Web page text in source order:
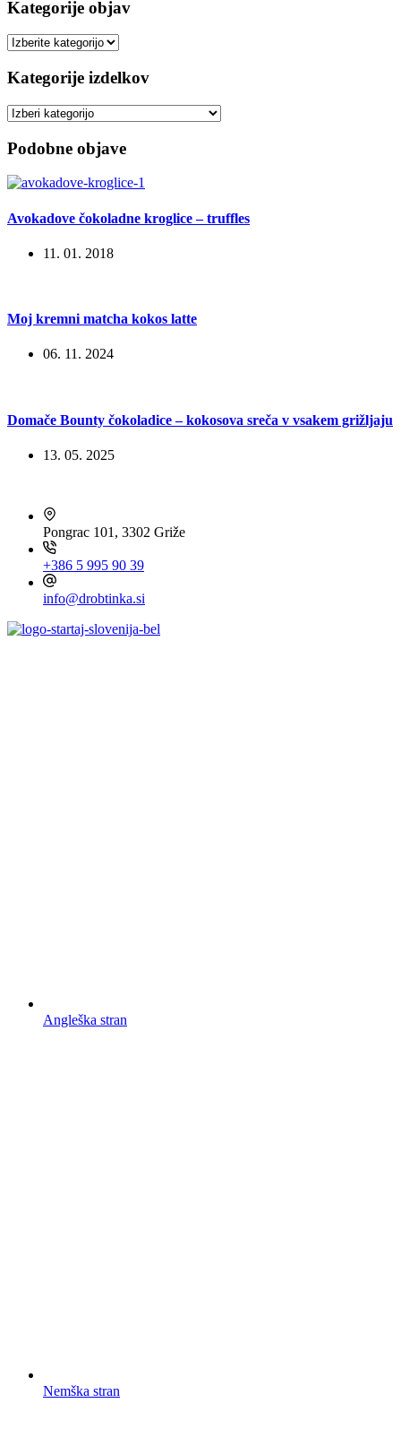
Kategorije objav
Kategorije
Kategorije izdelkov
Podobne objave
Avokadove čokoladne kroglice – truffles
11. 01. 2018
Moj kremni matcha kokos latte
06. 11. 2024
Domače Bounty čokoladice – kokosova sreča v vsakem grižljaju
13. 05. 2025
Pongrac 101, 3302 Griže
+386 5 995 90 39
info@drobtinka.si
Angleška stran
Nemška stran